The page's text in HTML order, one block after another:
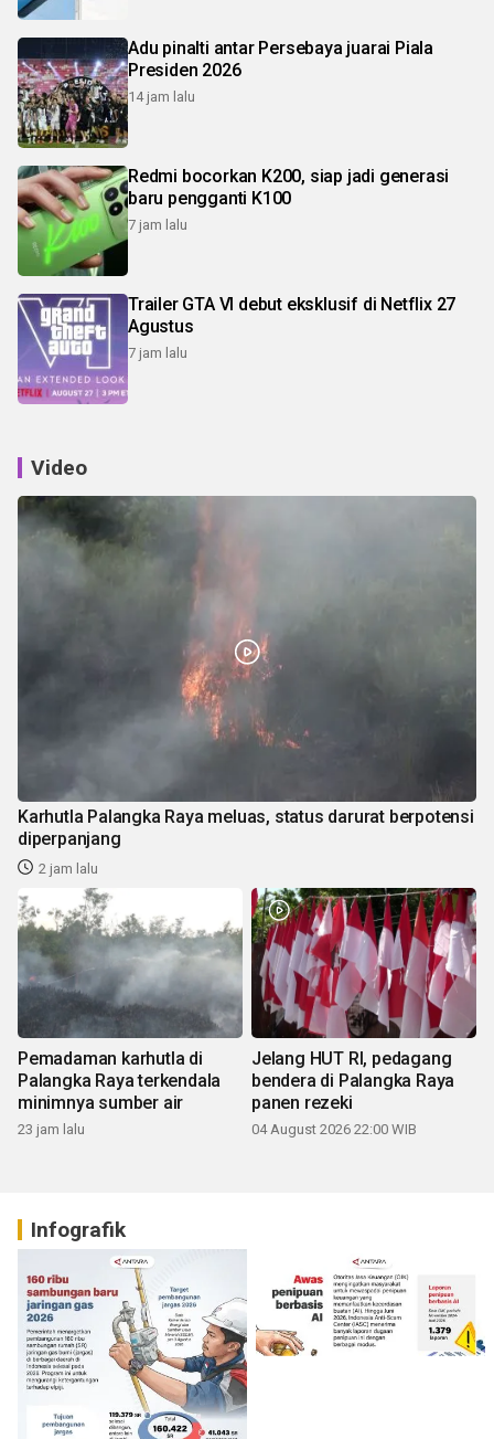
Adu pinalti antar Persebaya juarai Piala
Presiden 2026
14 jam lalu
Redmi bocorkan K200, siap jadi generasi
baru pengganti K100
7 jam lalu
Trailer GTA VI debut eksklusif di Netflix 27
Agustus
7 jam lalu
Video
Karhutla Palangka Raya meluas, status darurat berpotensi
diperpanjang
2 jam lalu
Pemadaman karhutla di
Palangka Raya terkendala
minimnya sumber air
23 jam lalu
Jelang HUT RI, pedagang
bendera di Palangka Raya
panen rezeki
04 August 2026 22:00 WIB
Infografik